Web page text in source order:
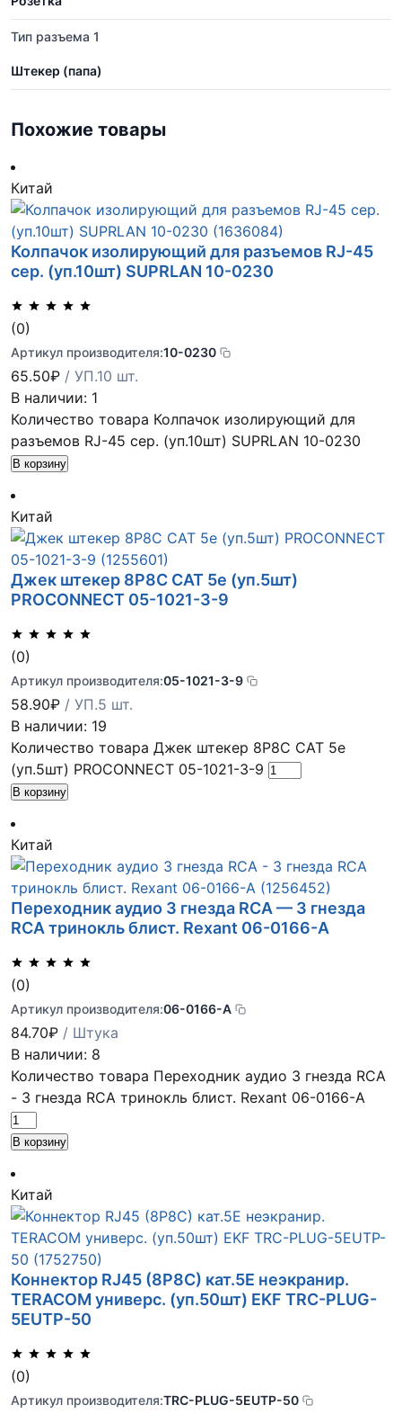
Тип разъема 1
Штекер (папа)
Похожие товары
Китай
Колпачок изолирующий для разъемов RJ-45
сер. (уп.10шт) SUPRLAN 10-0230
(0)
Артикул производителя:10-0230
65.50₽ / УП.10 шт.
В наличии: 1
Количество товара Колпачок изолирующий для
разъемов RJ-45 сер. (уп.10шт) SUPRLAN 10-0230
В корзину
Китай
Джек штекер 8Р8С CAT 5е (уп.5шт)
PROCONNECT 05-1021-3-9
(0)
Артикул производителя:05-1021-3-9
58.90₽ / УП.5 шт.
В наличии: 19
Количество товара Джек штекер 8Р8С CAT 5е
(уп.5шт) PROCONNECT 05-1021-3-9
В корзину
Китай
Переходник аудио 3 гнезда RCA — 3 гнезда
RCA тринокль блист. Rexant 06-0166-A
(0)
Артикул производителя:06-0166-A
84.70₽ / Штука
В наличии: 8
Количество товара Переходник аудио 3 гнезда RCA
- 3 гнезда RCA тринокль блист. Rexant 06-0166-A
В корзину
Китай
Коннектор RJ45 (8P8C) кат.5E неэкранир.
TERACOM универс. (уп.50шт) EKF TRC-PLUG-
5EUTP-50
(0)
Артикул производителя:TRC-PLUG-5EUTP-50